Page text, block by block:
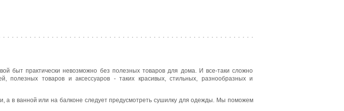
быт практически невозможно без полезных товаров для дома. И все-таки сложно
полезных товаров и аксессуаров - таких красивых, стильных, разнообразных и
а в ванной или на балконе следует предусмотреть сушилку для одежды. Мы поможем